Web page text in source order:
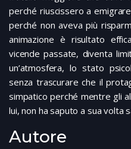
perché riuscissero a
perché non aveva più
animazione è risultato
vicende passate, diventa
un’atmosfera, lo stato
senza trascurare che il
simpatico perché mentre gli
lui, non ha saputo a sua volta
Autore